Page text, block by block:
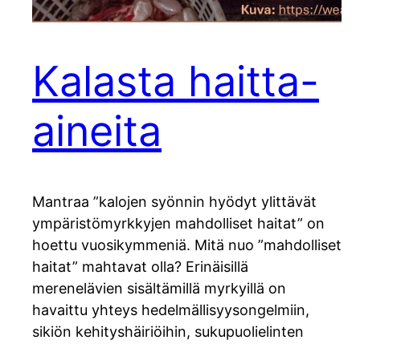
Kalasta haitta-
aineita
Mantraa ”kalojen syönnin hyödyt ylittävät
ympäristömyrkkyjen mahdolliset haitat” on
hoettu vuosikymmeniä. Mitä nuo ”mahdolliset
haitat” mahtavat olla? Erinäisillä
merenelävien sisältämillä myrkyillä on
havaittu yhteys hedelmällisyysongelmiin,
sikiön kehityshäiriöihin, sukupuolielinten